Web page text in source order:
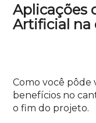
Aplicações
Artificial na
Como você pôde
benefícios no
o fim do projeto.